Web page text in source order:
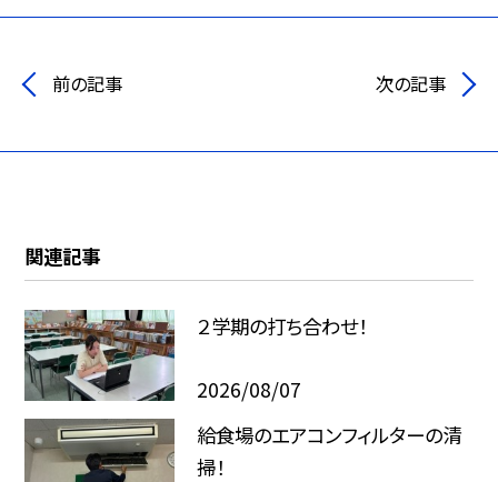
前の記事 次の記事
関連記事
２学期の打ち合わせ！
2026/08/07
給食場のエアコンフィルターの清
掃！